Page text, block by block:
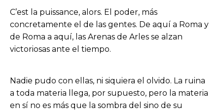
C’est la puissance, alors. El poder, más
concretamente el de las gentes. De aquí a Roma y
de Roma a aquí, las Arenas de Arles se alzan
victoriosas ante el tiempo.
Nadie pudo con ellas, ni siquiera el olvido. La ruina
a toda materia llega, por supuesto, pero la materia
en sí no es más que la sombra del sino de su